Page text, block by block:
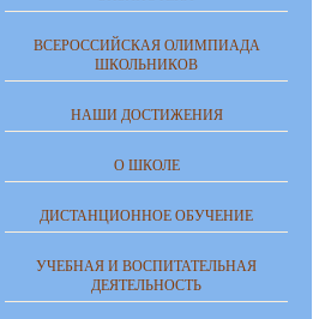
ВСЕРОССИЙСКАЯ ОЛИМПИАДА
ШКОЛЬНИКОВ
НАШИ ДОСТИЖЕНИЯ
О ШКОЛЕ
ДИСТАНЦИОННОЕ ОБУЧЕНИЕ
УЧЕБНАЯ И ВОСПИТАТЕЛЬНАЯ
ДЕЯТЕЛЬНОСТЬ